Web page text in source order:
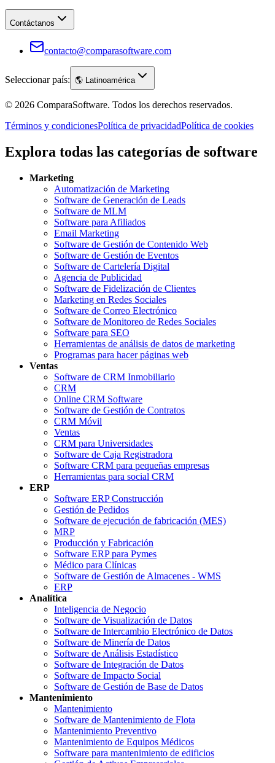
Contáctanos
contacto@comparasoftware.com
Seleccionar país: 🌎 Latinoamérica
© 2026 ComparaSoftware. Todos los derechos reservados.
Términos y condicionesPolítica de privacidadPolítica de cookies
Explora todas las categorías de software
Marketing
Automatización de Marketing
Software de Generación de Leads
Software de MLM
Software para Afiliados
Email Marketing
Software de Gestión de Contenido Web
Software de Gestión de Eventos
Software de Cartelería Digital
Agencia de Publicidad
Software de Fidelización de Clientes
Marketing en Redes Sociales
Software de Correo Electrónico
Software de Monitoreo de Redes Sociales
Software para SEO
Herramientas de análisis de datos de marketing
Programas para hacer páginas web
Ventas
Software de CRM Inmobiliario
CRM
Online CRM Software
Software de Gestión de Contratos
CRM Móvil
Ventas
CRM para Universidades
Software de Caja Registradora
Software CRM para pequeñas empresas
Herramientas para social CRM
ERP
Software ERP Construcción
Gestión de Pedidos
Software de ejecución de fabricación (MES)
MRP
Producción y Fabricación
Software ERP para Pymes
Médico para Clínicas
Software de Gestión de Almacenes - WMS
ERP
Analítica
Inteligencia de Negocio
Software de Visualización de Datos
Software de Intercambio Electrónico de Datos
Software de Minería de Datos
Software de Análisis Estadístico
Software de Integración de Datos
Software de Impacto Social
Software de Gestión de Base de Datos
Mantenimiento
Mantenimiento
Software de Mantenimiento de Flota
Mantenimiento Preventivo
Mantenimiento de Equipos Médicos
Software para mantenimiento de edificios